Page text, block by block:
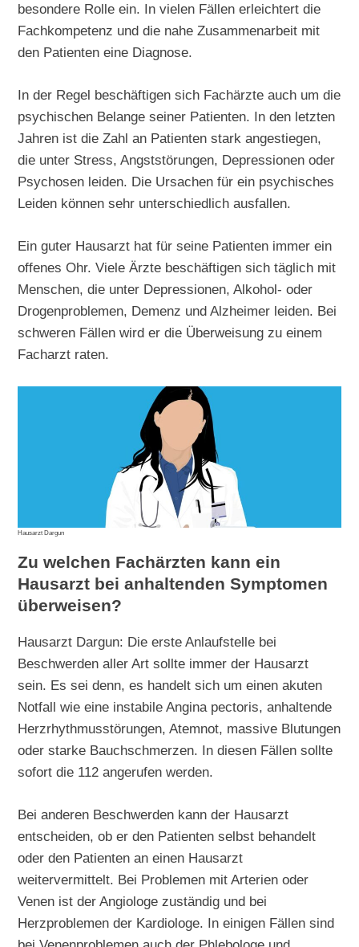
besondere Rolle ein. In vielen Fällen erleichtert die
Fachkompetenz und die nahe Zusammenarbeit mit
den Patienten eine Diagnose.
In der Regel beschäftigen sich Fachärzte auch um die
psychischen Belange seiner Patienten. In den letzten
Jahren ist die Zahl an Patienten stark angestiegen,
die unter Stress, Angststörungen, Depressionen oder
Psychosen leiden. Die Ursachen für ein psychisches
Leiden können sehr unterschiedlich ausfallen.
Ein guter Hausarzt hat für seine Patienten immer ein
offenes Ohr. Viele Ärzte beschäftigen sich täglich mit
Menschen, die unter Depressionen, Alkohol- oder
Drogenproblemen, Demenz und Alzheimer leiden. Bei
schweren Fällen wird er die Überweisung zu einem
Facharzt raten.
Hausarzt Dargun
Zu welchen Fachärzten kann ein
Hausarzt bei anhaltenden Symptomen
überweisen?
Hausarzt Dargun: Die erste Anlaufstelle bei
Beschwerden aller Art sollte immer der Hausarzt
sein. Es sei denn, es handelt sich um einen akuten
Notfall wie eine instabile Angina pectoris, anhaltende
Herzrhythmusstörungen, Atemnot, massive Blutungen
oder starke Bauchschmerzen. In diesen Fällen sollte
sofort die 112 angerufen werden.
Bei anderen Beschwerden kann der Hausarzt
entscheiden, ob er den Patienten selbst behandelt
oder den Patienten an einen Hausarzt
weitervermittelt. Bei Problemen mit Arterien oder
Venen ist der Angiologe zuständig und bei
Herzproblemen der Kardiologe. In einigen Fällen sind